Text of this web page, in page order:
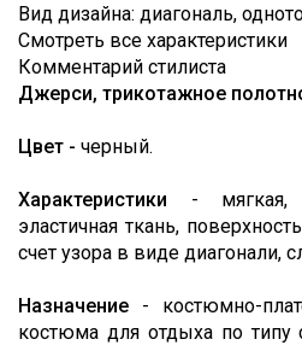
Неопрен
Органза
Пайетки
Стёганые
ткани
Moschino
Oscar
de
la
Versace
FAQ
КОНТАКТЫ
ЭТО
ИНТЕРЕСНО
ВИДЕО
ТКАНЯХ
Вид дизайна: диагональ,
Смотреть все характеристики
Комментарий стилиста
Джерси, трикотажное
Цвет - черный.
Характеристики - мягкая,
эластичная ткань,
счет узора в виде диагонали,
Назначение - костюмно-
костюма для отдыха по типу